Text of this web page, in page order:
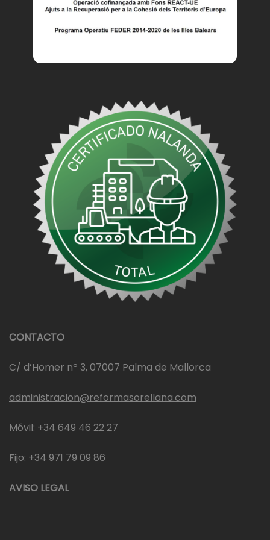
CONTACTO
C/ d’Homer nº 3, 07007 Palma de Mallorca
administracion@reformasorellana.com
Móvil: +34 649 46 22 27
Fijo: +34 971 79 09 86
AVISO LEGAL